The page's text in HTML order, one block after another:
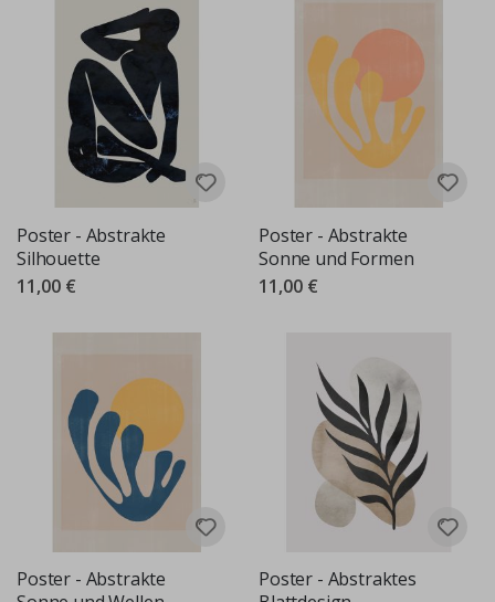
Poster - Abstrakte
Silhouette
11,00 €
Poster - Abstrakte
Sonne und Formen
11,00 €
Poster - Abstrakte
Poster - Abstraktes